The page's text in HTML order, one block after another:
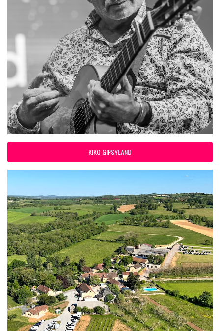
KIKO GIPSYLAND